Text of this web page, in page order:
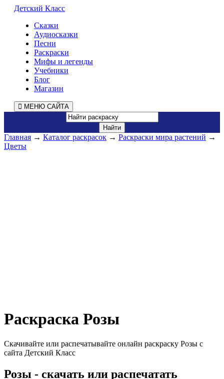
Детский Класс
Сказки
Аудиосказки
Песни
Раскраски
Мифы и легенды
Учебники
Блог
Магазин
МЕНЮ САЙТА
Главная → Каталог раскрасок → Раскраски мира растений →
Цветы
Раскраска Розы
Скачивайте или распечатывайте онлайн раскраску Розы с
сайта Детский Класс
Розы - скачать или распечатать